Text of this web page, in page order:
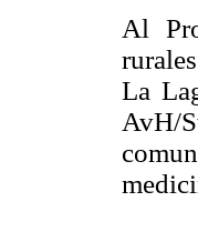
Al
La
AvH/